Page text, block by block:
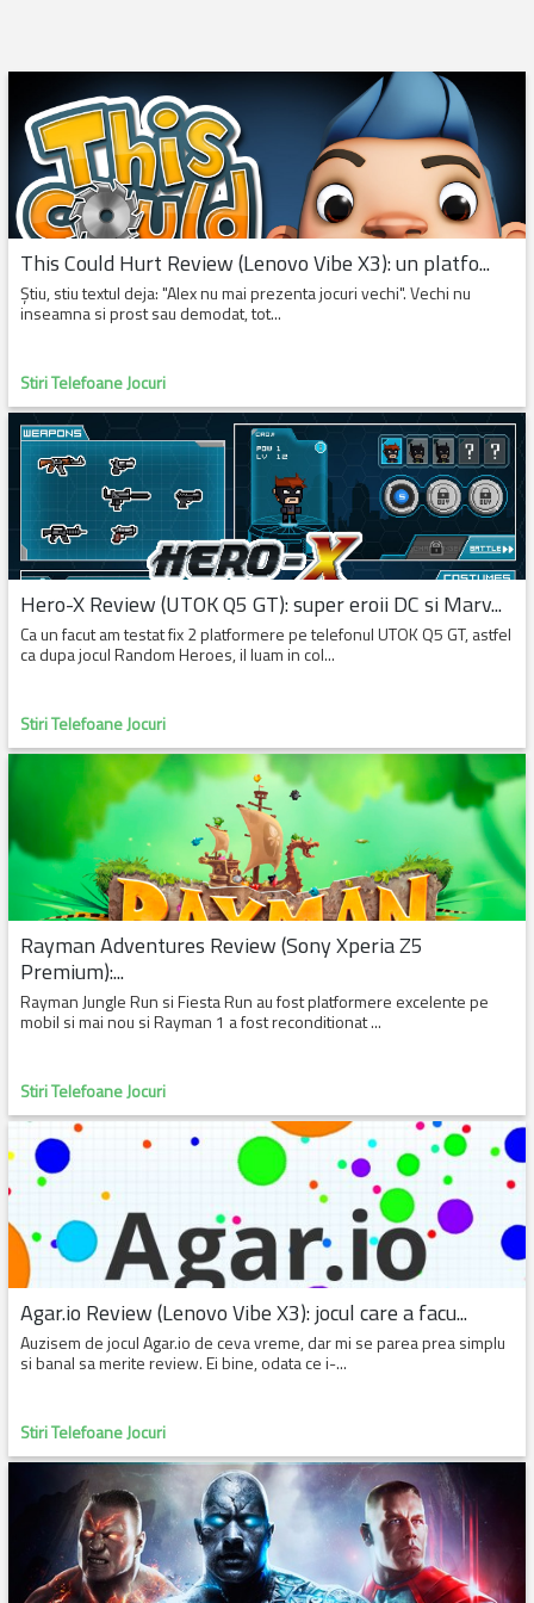
This Could Hurt Review (Lenovo Vibe X3): un platfo...
Ştiu, stiu textul deja: "Alex nu mai prezenta jocuri vechi". Vechi nu
inseamna si prost sau demodat, tot...
Stiri Telefoane Jocuri
Hero-X Review (UTOK Q5 GT): super eroii DC si Marv...
Ca un facut am testat fix 2 platformere pe telefonul UTOK Q5 GT, astfel
ca dupa jocul Random Heroes, il luam in col...
Stiri Telefoane Jocuri
Rayman Adventures Review (Sony Xperia Z5
Premium):...
Rayman Jungle Run si Fiesta Run au fost platformere excelente pe
mobil si mai nou si Rayman 1 a fost reconditionat ...
Stiri Telefoane Jocuri
Agar.io Review (Lenovo Vibe X3): jocul care a facu...
Auzisem de jocul Agar.io de ceva vreme, dar mi se parea prea simplu
si banal sa merite review. Ei bine, odata ce i-...
Stiri Telefoane Jocuri